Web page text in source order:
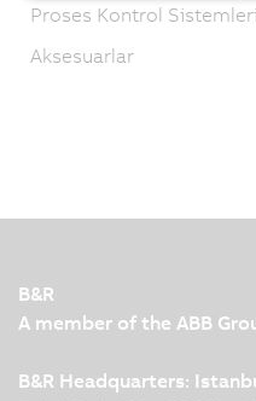
Proses Kontrol Sistemleri
Aksesuarlar
B&R
A member of the ABB
B&R Headquarters: